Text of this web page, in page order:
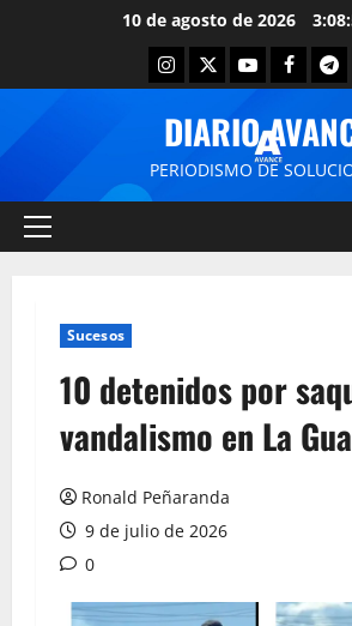
10 de agosto de 2026
DIARIO
PERIODISMO DE
Sucesos
10 detenidos por
vandalismo en La
Ronald Peñaranda
9 de julio de 2026
0